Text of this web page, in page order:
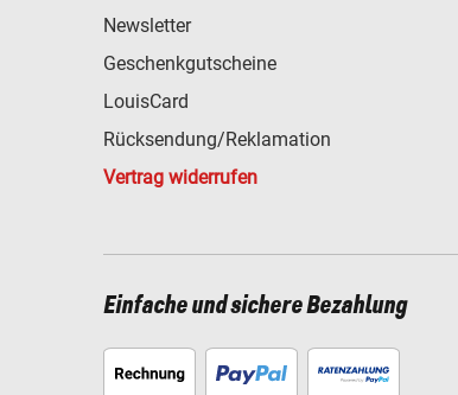
Newsletter
Geschenkgutscheine
LouisCard
Rücksendung/Reklamation
Vertrag widerrufen
Einfache und sichere Bezahlung